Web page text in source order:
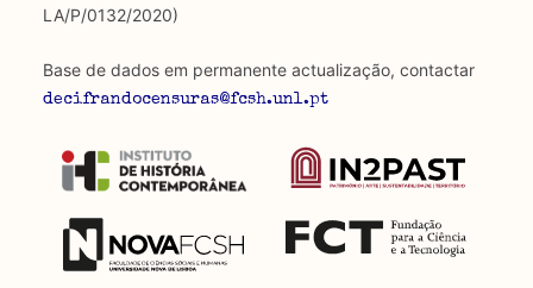
LA/P/0132/2020)
Base de dados em permanente actualização, contactar
decifrandocensuras@fcsh.unl.pt